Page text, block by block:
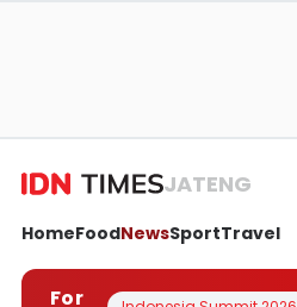
JATENG
HomeFoodNewsSportTravel
For